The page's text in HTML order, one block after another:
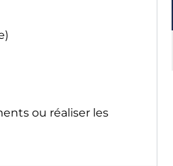
ou réaliser les